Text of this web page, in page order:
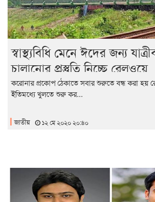
স্বাস্থ্যবিধি মেনে ঈদের জন্য
চালানোর প্রস্তুতি নিচ্ছে রেলওয়ে
করোনার প্রকোপ ঠেকাতে সবার শুরুতে বন্ধ করা হয়
ইতিমধ্যে খুলতে শুরু কর...
জাতীয় ১২ মে ২০২০ ২০:৪০